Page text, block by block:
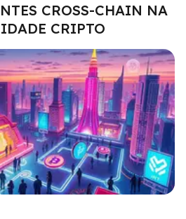
CROSS-CHAIN NA
CRIPTO